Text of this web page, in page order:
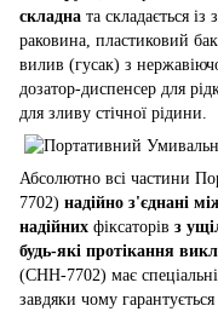
складна та складається
раковина, пластиковий
вилив (гусак) з
дозатор-диспенсер для
для зливу стічної рідини.
Абсолютно всі частини
7702) надійно з'єднані
надійних фіксаторів з
будь-які протікання
(CHH-7702) має
завдяки чому гарантується